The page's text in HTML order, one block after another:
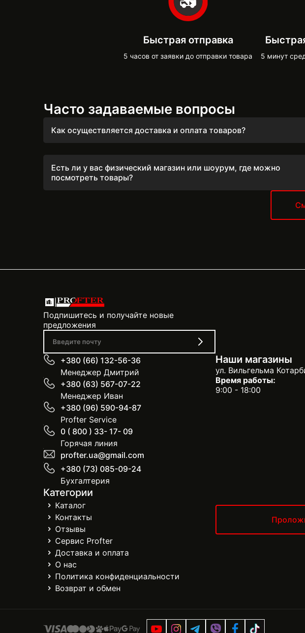
Быстрая отправка
5 часов от заявки до отправки товара 5 минут
Часто задаваемые вопросы
Как осуществляется доставка и оплата товаров?
Есть ли у вас физический магазин или шоурум, где можно
посмотреть товары?
увидеть ассортимент и получить профессиональную консультацию.
Подпишитесь и получайте новые
предложения
+380 (66) 132-56-36
Менеджер Дмитрий
+380 (63) 567-07-22
Менеджер Иван
+380 (96) 590-94-87
Profter Service
0 ( 800 ) 33- 17- 09
Горячая линия
profter.ua@gmail.com
+380 (73) 085-09-24
Бухгалтерия
Категории
Каталог
Контакты
Отзывы
Сервис Profter
Доставка и оплата
О нас
Политика конфиденциальности
Возврат и обмен
Наши магазины
ул. Вильгельма
Время работы:
9:00 - 18:00